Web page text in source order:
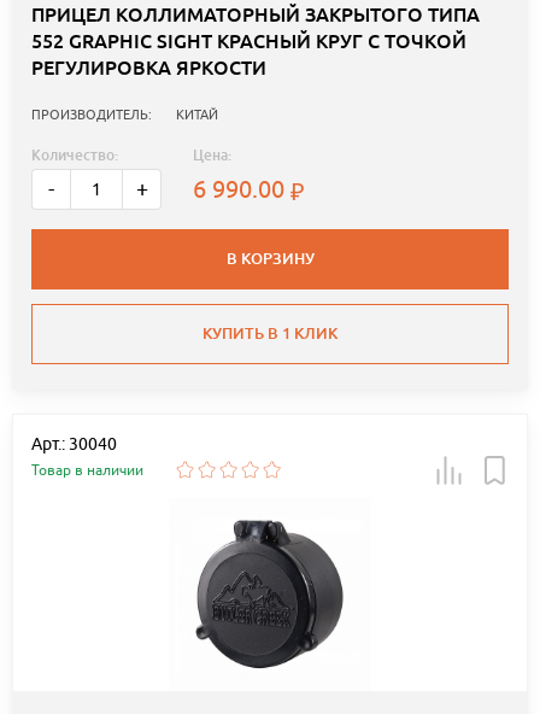
ПРИЦЕЛ КОЛЛИМАТОРНЫЙ ЗАКРЫТОГО ТИПА
552 GRAPHIC SIGHT КРАСНЫЙ КРУГ С ТОЧКОЙ
РЕГУЛИРОВКА ЯРКОСТИ
ПРОИЗВОДИТЕЛЬ: КИТАЙ
Количество:
- +
Цена:
6 990.00
В КОРЗИНУ
КУПИТЬ В 1 КЛИК
Арт.: 30040
Товар в наличии